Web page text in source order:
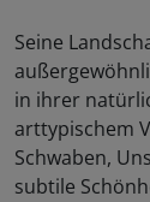
Seine
in ihrer
arttypischem
Schwaben,
subtile